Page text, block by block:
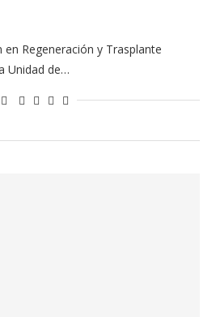
en Regeneración y Trasplante
Unidad de…